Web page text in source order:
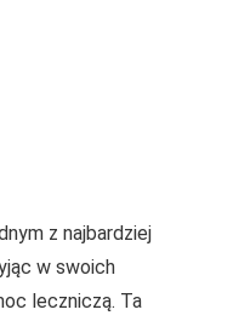
z najbardziej
w swoich
leczniczą. Ta